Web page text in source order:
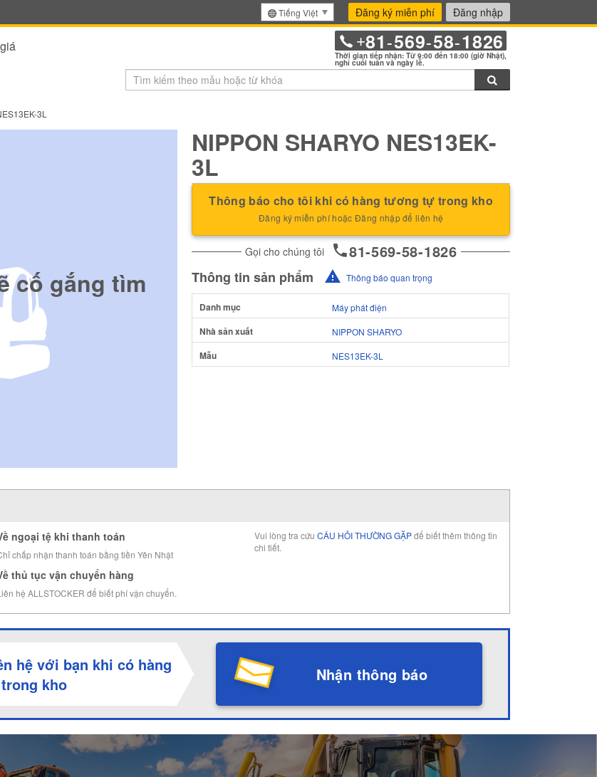
Tiếng Việt Đăng ký miễn phí Đăng nhập
+81 -569-58-1826
Thời gian tiếp nhận: Từ 9:00 đến 18:00 (giờ Nhật),
nghỉ cuối tuần và ngày lễ.
3L
NIPPON SHARYO NES13EK-
3L
cố gắng tìm
Thông báo cho tôi khi có hàng tương tự trong kho
Đăng ký miễn phí hoặc Đăng nhập để liên hệ
Gọi cho chúng tôi 81-569-58-1826
Thông tin sản phẩm Thông báo quan trọng
Danh mục Máy phát điện
Nhà sản xuất NIPPON SHARYO
Mẫu NES13EK-3L
ngoại tệ khi thanh toán
chấp nhận thanh toán bằng tiền Yên Nhật
thủ tục vận chuyển hàng
hệ ALLSTOCKER để biết phí vận chuyển.
Vui lòng tra cứuCÂU HỎI THƯỜNG GẶPđể biết thêm thông tin
chi tiết.
hệ với bạn khi có hàng
trong kho
Nhận thông báo